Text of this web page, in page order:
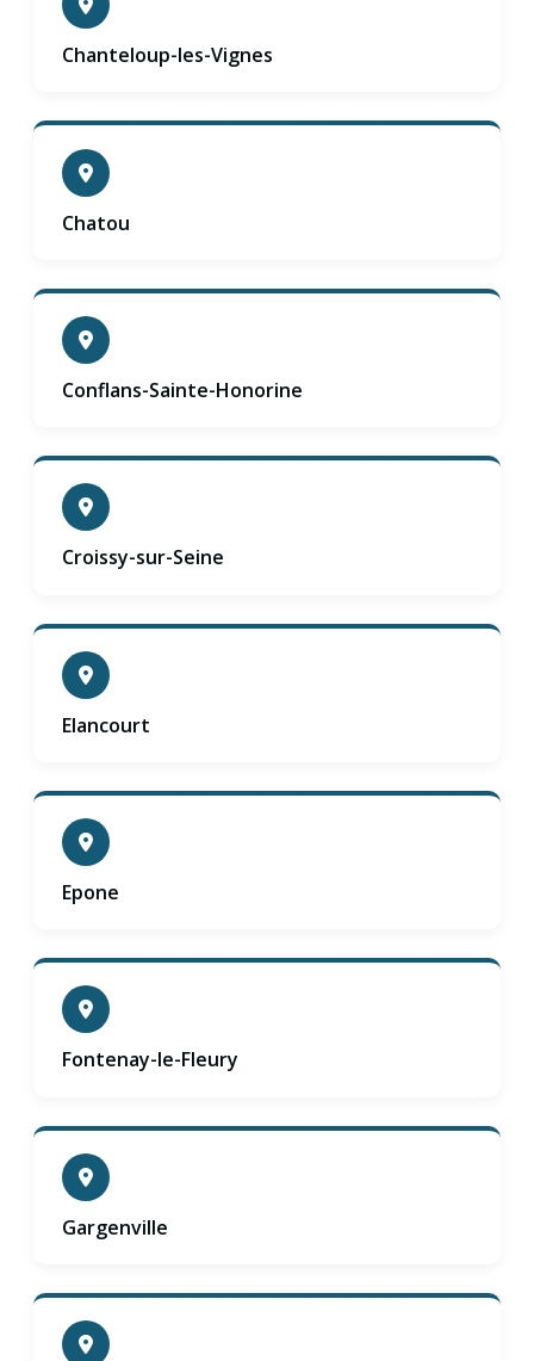
Chanteloup-les-Vignes
Chatou
Conflans-Sainte-Honorine
Croissy-sur-Seine
Elancourt
Epone
Fontenay-le-Fleury
Gargenville